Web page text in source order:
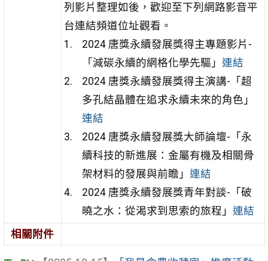
列影片整理如後，歡迎至下列網路影音平
台連結頻道位址觀看。
2024 唐獎永續發展獎得主專題影片-
「減碳永續的網格化學先驅」 連結
2024 唐獎永續發展獎得主演講-「超
多孔結晶體在追求永續未來的角色」
連結
2024 唐獎永續發展獎大師論壇-「永
續科技的新進展：金屬有機及相關骨
架材料的發展與前瞻」 連結
2024 唐獎永續發展獎青年對談-「破
曉之水：從渴求到思索的旅程」 連結
相關附件